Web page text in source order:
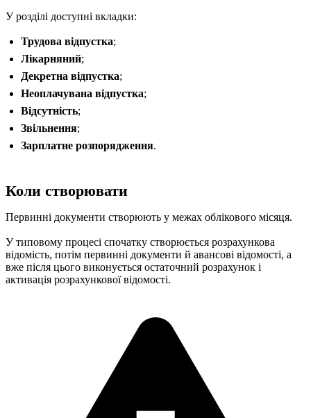
У розділі доступні вкладки:
Трудова відпустка;
Лікарняний;
Декретна відпустка;
Неоплачувана відпустка;
Відсутність;
Звільнення;
Зарплатне розпорядження.
Коли створювати
Первинні документи створюють у межах облікового місяця.
У типовому процесі спочатку створюється розрахункова
відомість, потім первинні документи й авансові відомості, а
вже після цього виконується остаточний розрахунок і
активація розрахункової відомості.